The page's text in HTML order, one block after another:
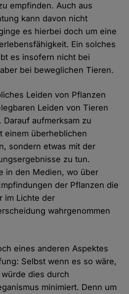
empfinden. Auch aus
kann davon nicht
es hierbei doch um eine
Ein solches
es insofern nicht bei
bei beweglichen Tieren.
Leiden von Pflanzen
Leiden von Tieren
aufmerksam zu
einem überheblichen
sondern etwas mit der
zu tun.
in den Medien, wo über
der Pflanzen die
im Lichte der
wahrgenommen
eines anderen Aspektes
Selbst wenn es so wäre,
dies durch
minimiert. Denn um